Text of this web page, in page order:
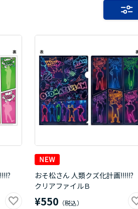
おそ松さん 人類クズ化計画!!!!!?
クリアファイルＢ
¥550